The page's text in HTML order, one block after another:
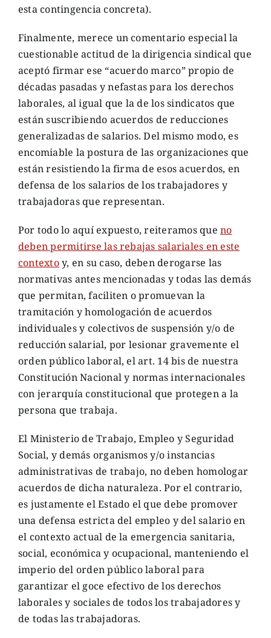
esta contingencia concreta).
Finalmente, merece un comentario especial la
cuestionable actitud de la dirigencia sindical que
aceptó firmar ese “acuerdo marco” propio de
décadas pasadas y nefastas para los derechos
laborales, al igual que la de los sindicatos que
están suscribiendo acuerdos de reducciones
generalizadas de salarios. Del mismo modo, es
encomiable la postura de las organizaciones que
están resistiendo la firma de esos acuerdos, en
defensa de los salarios de los trabajadores y
trabajadoras que representan.
Por todo lo aquí expuesto, reiteramos queno
deben permitirse las rebajas salariales en este
contextoy, en su caso, deben derogarse las
normativas antes mencionadas y todas las demás
que permitan, faciliten o promuevan la
tramitación y homologación de acuerdos
individuales y colectivos de suspensión y/o de
reducción salarial, por lesionar gravemente el
orden público laboral, el art. 14 bis de nuestra
Constitución Nacional y normas internacionales
con jerarquía constitucional que protegen a la
persona que trabaja.
El Ministerio de Trabajo, Empleo y Seguridad
Social, y demás organismos y/o instancias
administrativas de trabajo, no deben homologar
acuerdos de dicha naturaleza. Por el contrario,
es justamente el Estado el que debe promover
una defensa estricta del empleo y del salario en
el contexto actual de la emergencia sanitaria,
social, económica y ocupacional, manteniendo el
imperio del orden público laboral para
garantizar el goce efectivo de los derechos
laborales y sociales de todos los trabajadores y
de todas las trabajadoras.